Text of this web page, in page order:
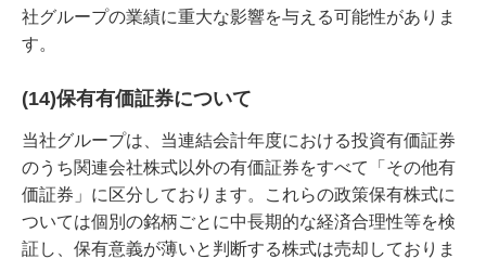
社グループの業績に重大な影響を与える可能性がありま
す。
(14)保有有価証券について
当社グループは、当連結会計年度における投資有価証券
のうち関連会社株式以外の有価証券をすべて「その他有
価証券」に区分しております。これらの政策保有株式に
ついては個別の銘柄ごとに中長期的な経済合理性等を検
証し、保有意義が薄いと判断する株式は売却しておりま